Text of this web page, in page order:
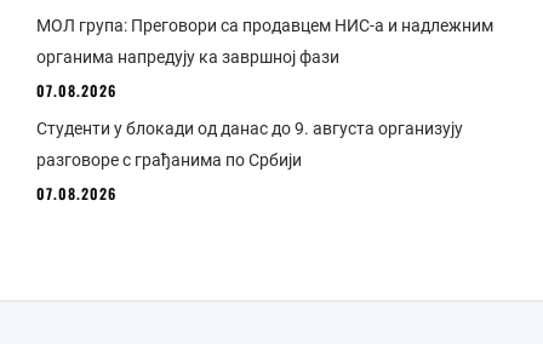
МОЛ група: Преговори са продавцем НИС-а и надлежним
органима напредују ка завршној фази
07.08.2026
Студенти у блокади од данас до 9. августа организују
разговоре с грађанима по Србији
07.08.2026